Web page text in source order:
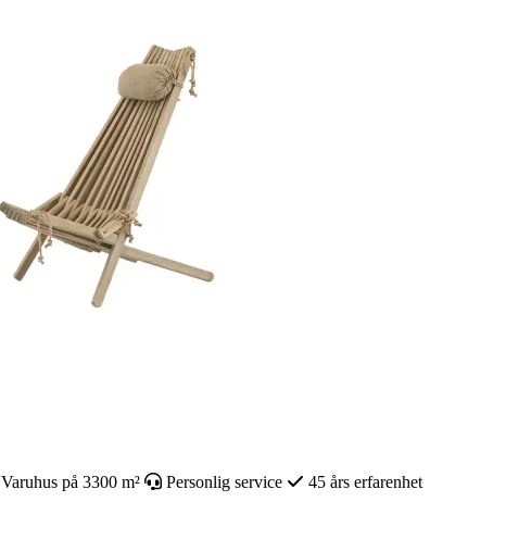
Varuhus på 3300 m² Personlig service
45 års erfarenhet